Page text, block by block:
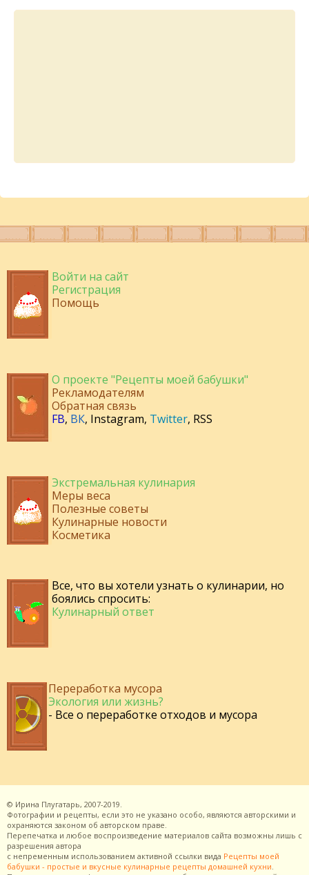
Войти на сайт
Регистрация
Помощь
О проекте "Рецепты моей бабушки"
Рекламодателям
Обратная связь
FB, ВК, Instagram, Twitter, RSS
Экстремальная кулинария
Меры веса
Полезные советы
Кулинарные новости
Косметика
Все, что вы хотели узнать о кулинарии, но
боялись спросить:
Кулинарный ответ
Переработка мусора
Экология или жизнь?
- Все о переработке отходов и мусора
© Ирина Плугатарь, 2007-2019.
Фотографии и рецепты, если это не указано особо, являются авторскими и
охраняются законом об авторском праве.
Перепечатка и любое воспроизведение материалов сайта возможны лишь с
разрешения автора
с непременным использованием активной ссылки вида Рецепты моей
бабушки - простые и вкусные кулинарные рецепты домашней кухни.